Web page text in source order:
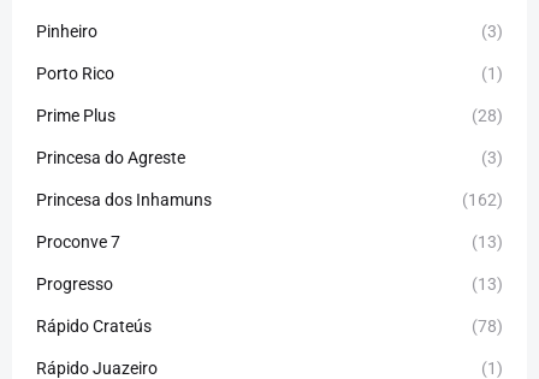
Pinheiro (3)
Porto Rico (1)
Prime Plus (28)
Princesa do Agreste (3)
Princesa dos Inhamuns (162)
Proconve 7 (13)
Progresso (13)
Rápido Crateús (78)
Rápido Juazeiro (1)